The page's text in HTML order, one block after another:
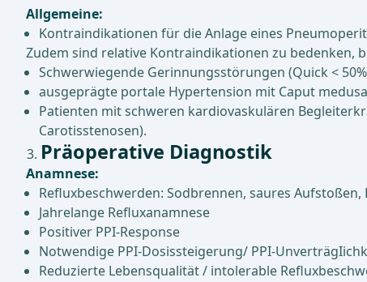
Allgemeine:
Kontraindikationen für die Anlage eines
Zudem sind relative Kontraindikationen zu bedenken,
Schwerwiegende Gerinnungsstörungen (Quick <
ausgeprägte portale Hypertension mit Caput
Patienten mit schweren kardiovaskulären
Carotisstenosen).
Präoperative Diagnostik
Anamnese:
Refluxbeschwerden: Sodbrennen, saures
Jahrelange Refluxanamnese
Positiver PPI-Response
Notwendige PPI-Dosissteigerung/ PPI-
Reduzierte Lebensqualität / intolerable